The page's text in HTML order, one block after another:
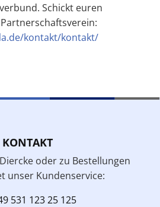
Schickt euren
kontakt/kontakt/
KONTAKT
oder zu Bestellungen
unser Kundenservice:
531 123 25 125